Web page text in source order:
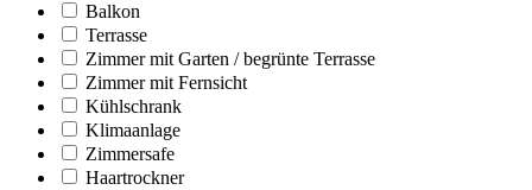
Balkon
Terrasse
Zimmer mit Garten / begrünte Terrasse
Zimmer mit Fernsicht
Kühlschrank
Klimaanlage
Zimmersafe
Haartrockner